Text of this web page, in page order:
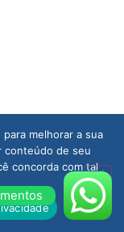
melhorar a sua
conteúdo de seu
concorda com tal